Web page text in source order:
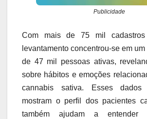
Publicidade
Com mais de 75 mil
levantamento concentrou-se em
de 47 mil pessoas ativas,
sobre hábitos e emoções
cannabis sativa. Esses
mostram o perfil dos pacientes
também ajudam a entender